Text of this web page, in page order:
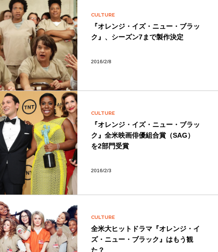
CULTURE
『オレンジ・イズ・ニュー・ブラッ
ク』、シーズン7まで製作決定
2016/2/8
CULTURE
『オレンジ・イズ・ニュー・ブラッ
ク』全米映画俳優組合賞（SAG）
を2部門受賞
2016/2/3
CULTURE
全米大ヒットドラマ『オレンジ・イ
ズ・ニュー・ブラック』はもう観
た？